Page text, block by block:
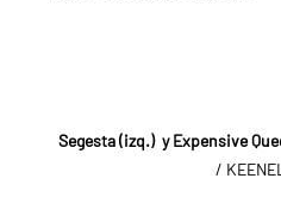
Segesta (izq.)  y Expensive
/